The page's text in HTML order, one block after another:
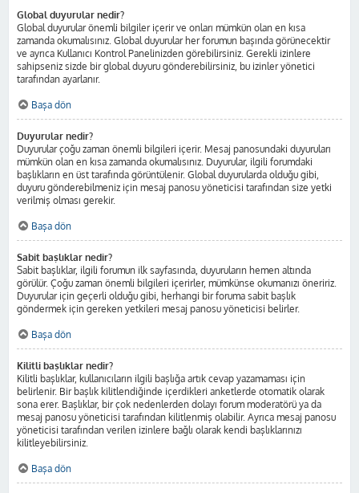
Global duyurular nedir?
Global duyurular önemli bilgiler içerir ve onları mümkün olan en kısa
zamanda okumalısınız. Global duyurular her forumun başında görünecektir
ve ayrıca Kullanıcı Kontrol Panelinizden görebilirsiniz. Gerekli izinlere
sahipseniz sizde bir global duyuru gönderebilirsiniz, bu izinler yönetici
tarafından ayarlanır.
Başa dön
Duyurular nedir?
Duyurular çoğu zaman önemli bilgileri içerir. Mesaj panosundaki duyuruları
mümkün olan en kısa zamanda okumalısınız. Duyurular, ilgili forumdaki
başlıkların en üst tarafında görüntülenir. Global duyurularda olduğu gibi,
duyuru gönderebilmeniz için mesaj panosu yöneticisi tarafından size yetki
verilmiş olması gerekir.
Başa dön
Sabit başlıklar nedir?
Sabit başlıklar, ilgili forumun ilk sayfasında, duyuruların hemen altında
görülür. Çoğu zaman önemli bilgileri içerirler, mümkünse okumanızı öneririz.
Duyurular için geçerli olduğu gibi, herhangi bir foruma sabit başlık
göndermek için gereken yetkileri mesaj panosu yöneticisi belirler.
Başa dön
Kilitli başlıklar nedir?
Kilitli başlıklar, kullanıcıların ilgili başlığa artık cevap yazamaması için
belirlenir. Bir başlık kilitlendiğinde içerdikleri anketlerde otomatik olarak
sona erer. Başlıklar, bir çok nedenlerden dolayı forum moderatörü ya da
mesaj panosu yöneticisi tarafından kilitlenmiş olabilir. Ayrıca mesaj panosu
yöneticisi tarafından verilen izinlere bağlı olarak kendi başlıklarınızı
kilitleyebilirsiniz.
Başa dön